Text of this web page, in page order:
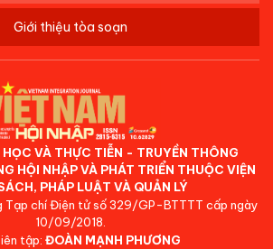
Giới thiệu tòa soạn
HỌC VÀ THỰC TIỄN - TRUYỀN THÔNG
HỘI NHẬP VÀ PHÁT TRIỂN THUỘC VIỆN
PHÁP LUẬT VÀ QUẢN LÝ
Tạp chí Điện tử số 329/GP-BTTTT cấp ngày
10/09/2018.
tập: ĐOÀN MẠNH PHƯƠNG